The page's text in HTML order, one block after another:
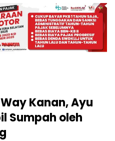
Kanan, Ayu
Sumpah oleh